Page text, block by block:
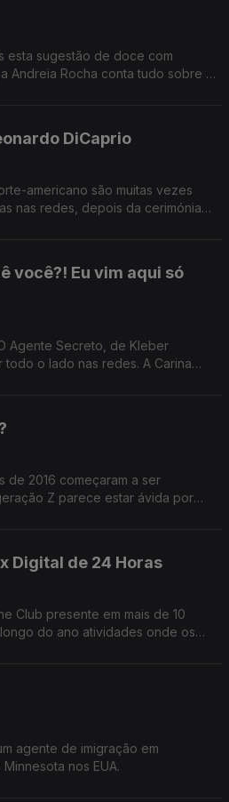
esta sugestão de doce com
Andreia Rocha conta tudo sobre a
DiCaprio
americano são muitas vezes
nas redes, depois da cerimónia
você?! Eu vim aqui só
Agente Secreto, de Kleber
o lado nas redes. A Carina
de 2016 começaram a ser
Z parece estar ávida por
Digital de 24 Horas
Club presente em mais de 10
do ano atividades onde os
agente de imigração em
nos EUA.